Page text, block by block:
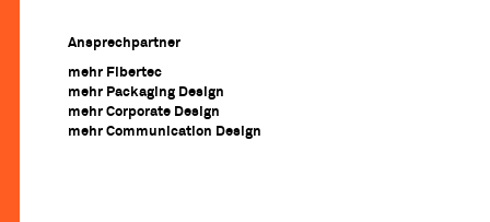
Ansprechpartner
mehr Fibertec
mehr Packaging Design
mehr Corporate Design
mehr Communication Design